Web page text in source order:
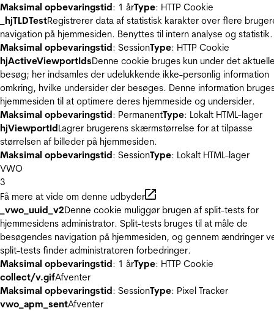
Maksimal opbevaringstid: 1 årType: HTTP Cookie
_hjTLDTestRegistrerer data af statistisk karakter over flere
navigation på hjemmesiden. Benyttes til intern analyse og statistik.
Maksimal opbevaringstid: SessionType: HTTP Cookie
hjActiveViewportIdsDenne cookie bruges kun under det
besøg; her indsamles der udelukkende ikke-personlig information
omkring, hvilke undersider der besøges. Denne information
hjemmesiden til at optimere deres hjemmeside og undersider.
Maksimal opbevaringstid: PermanentType: Lokalt HTML-lager
hjViewportIdLagrer brugerens skærmstørrelse for at tilpasse
størrelsen af billeder på hjemmesiden.
Maksimal opbevaringstid: SessionType: Lokalt HTML-lager
VWO
3
Få mere at vide om denne udbyder
_vwo_uuid_v2Denne cookie muliggør brugen af split-tests for
hjemmesidens administrator. Split-tests bruges til at måle de
besøgendes navigation på hjemmesiden, og gennem ændringer
split-tests finder administratoren forbedringer.
Maksimal opbevaringstid: 1 årType: HTTP Cookie
collect/v.gifAfventer
Maksimal opbevaringstid: SessionType: Pixel Tracker
vwo_apm_sentAfventer